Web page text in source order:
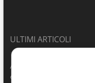
ULTIMI ARTICOLI
ANVU TG | Edizione del
6 Agosto 2026